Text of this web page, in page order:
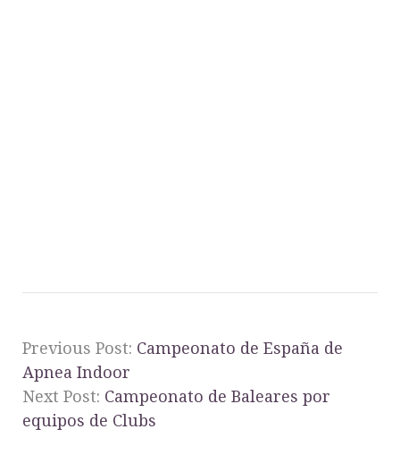
Previous Post: Campeonato de España de
Apnea Indoor
Next Post: Campeonato de Baleares por
equipos de Clubs